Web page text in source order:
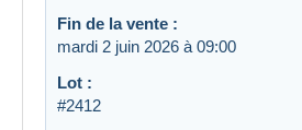
Fin de la vente :
mardi 2 juin 2026 à 09:00
Lot :
#2412